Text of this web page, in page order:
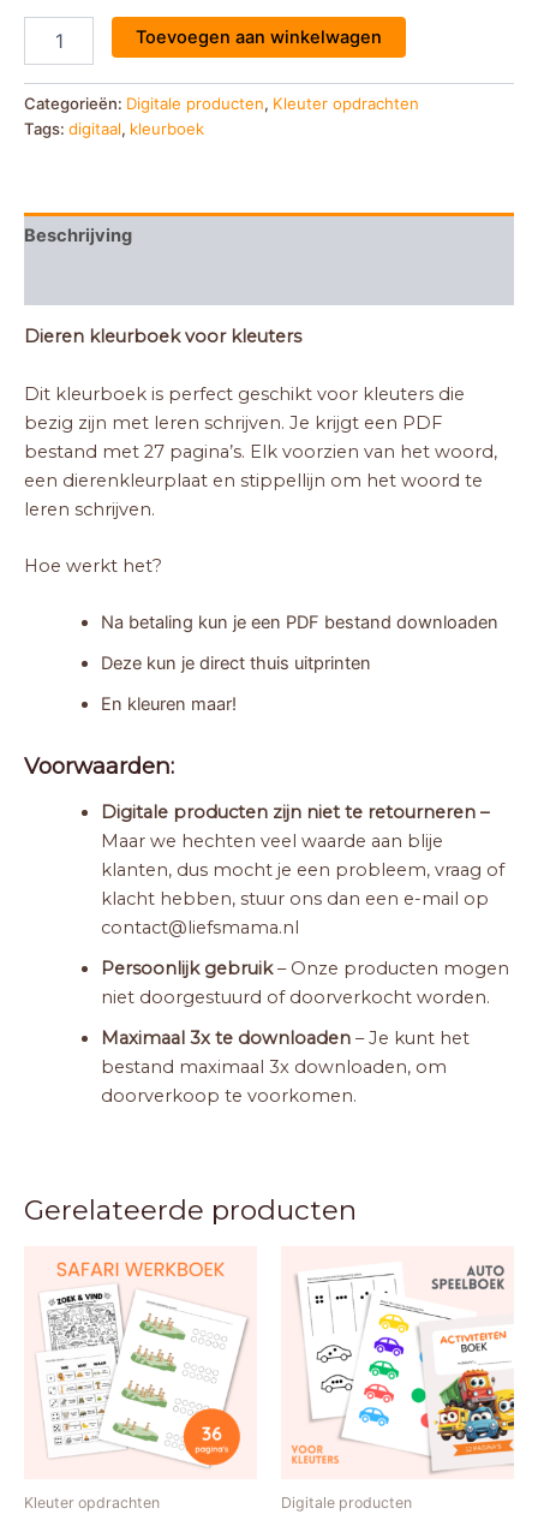
Toevoegen aan winkelwagen
Categorieën: Digitale producten, Kleuter opdrachten
Tags: digitaal, kleurboek
Beschrijving
Dieren kleurboek voor kleuters
Dit kleurboek is perfect geschikt voor kleuters die
bezig zijn met leren schrijven. Je krijgt een PDF
bestand met 27 pagina’s. Elk voorzien van het woord,
een dierenkleurplaat en stippellijn om het woord te
leren schrijven.
Hoe werkt het?
Na betaling kun je een PDF bestand downloaden
Deze kun je direct thuis uitprinten
En kleuren maar!
Voorwaarden:
Digitale producten zijn niet te retourneren –
Maar we hechten veel waarde aan blije
klanten, dus mocht je een probleem, vraag of
klacht hebben, stuur ons dan een e-mail op
contact@liefsmama.nl
Persoonlijk gebruik– Onze producten mogen
niet doorgestuurd of doorverkocht worden.
Maximaal 3x te downloaden– Je kunt het
bestand maximaal 3x downloaden, om
doorverkoop te voorkomen.
Gerelateerde producten
Kleuter opdrachten Digitale producten